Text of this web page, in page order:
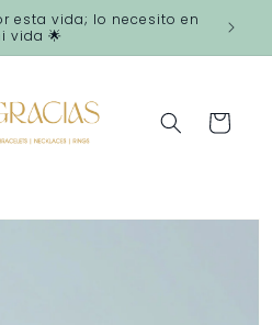
esta vida; lo necesito en
vida 🌟
Carrito